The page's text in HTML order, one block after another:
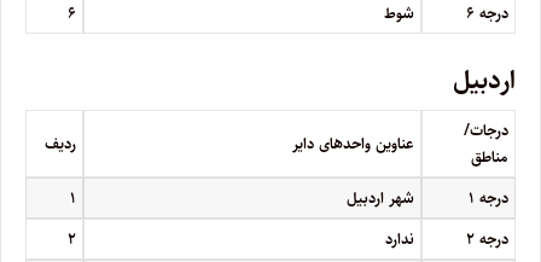
درجه ۶ شوط ۶
اردبیل
درجات/
مناطق
عناوین واحدهای دایر ردیف
درجه ۱ شهر اردبیل
۱
درجه۲ ندارد
۲